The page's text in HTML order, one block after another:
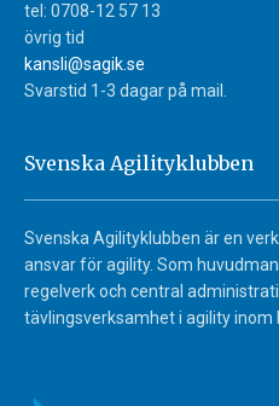
tel: 0708-12 57 13
övrig tid
kansli@sagik.se
Svarstid 1-3 dagar på mail.
Svenska Agilityklubben
Svenska Agilityklubben är en
ansvar för agility. Som
regelverk och central
tävlingsverksamhet i agility inom